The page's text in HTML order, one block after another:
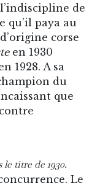
de
qu’il paya au
corse
en 1930
1928. A sa
du
que
titre de 1930.
Le